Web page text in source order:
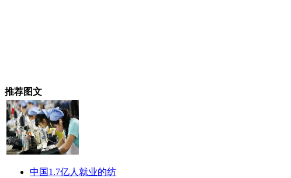
推荐图文
中国1.7亿人就业的纺